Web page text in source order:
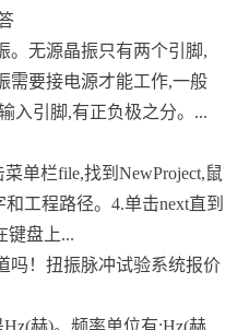
。无源晶振只有两个引脚,
需要接电源才能工作,一般
入引脚,有正负极之分。...
单栏file,找到NewProject,鼠
工程路径。4.单击next直到
键盘上...
吗！扭振脉冲试验系统报价
赫)。频率单位有:Hz(赫